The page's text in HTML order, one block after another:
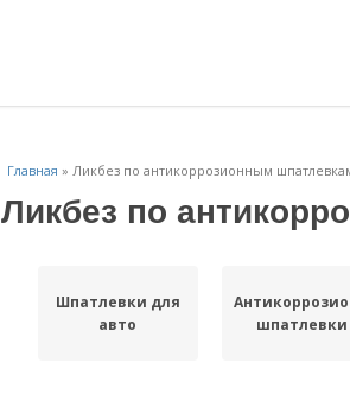
Главная » Ликбез по антикоррозионным
Ликбез по
Шпатлевки для
авто
шпатлевки